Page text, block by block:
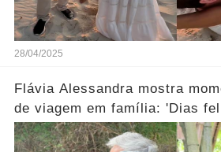
28/04/2025
Flávia Alessandra mostra
de viagem em família: 'Dias